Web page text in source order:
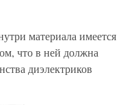
материала имеется
что в ней должна
диэлектриков